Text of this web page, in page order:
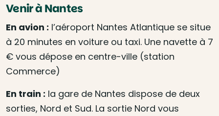
Venir à Nantes
En avion : l’aéroport Nantes Atlantique se situe
à 20 minutes en voiture ou taxi. Une navette à 7
€ vous dépose en centre-ville (station
Commerce)
En train : la gare de Nantes dispose de deux
sorties, Nord et Sud. La sortie Nord vous